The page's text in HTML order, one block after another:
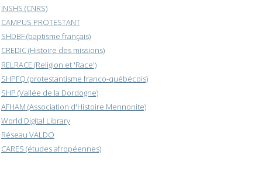
INSHS (CNRS)
CAMPUS PROTESTANT
SHDBF (baptisme français)
CREDIC (Histoire des missions)
RELRACE (Religion et 'Race')
SHPFQ (protestantisme franco-québécois)
SHP (Vallée de la Dordogne)
AFHAM (Association d'Histoire Mennonite)
World Digital Library
Réseau VALDO
CARES (études afropéennes)